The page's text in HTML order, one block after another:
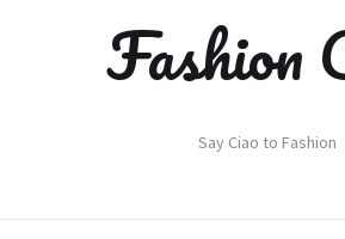
Fashion
Say Ciao to Fashion